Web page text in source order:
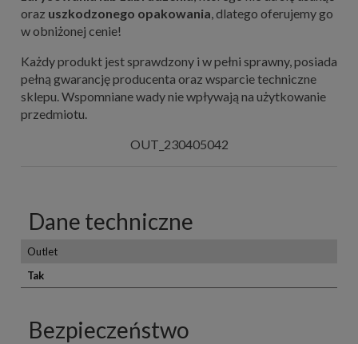
oraz uszkodzonego opakowania , dlatego oferujemy go
w obniżonej cenie!
Każdy produkt jest sprawdzony i w pełni sprawny, posiada
pełną gwarancję producenta oraz wsparcie techniczne
sklepu. Wspomniane wady nie wpływają na użytkowanie
przedmiotu.
OUT_230405042
Dane techniczne
Outlet
Tak
Bezpieczeństwo